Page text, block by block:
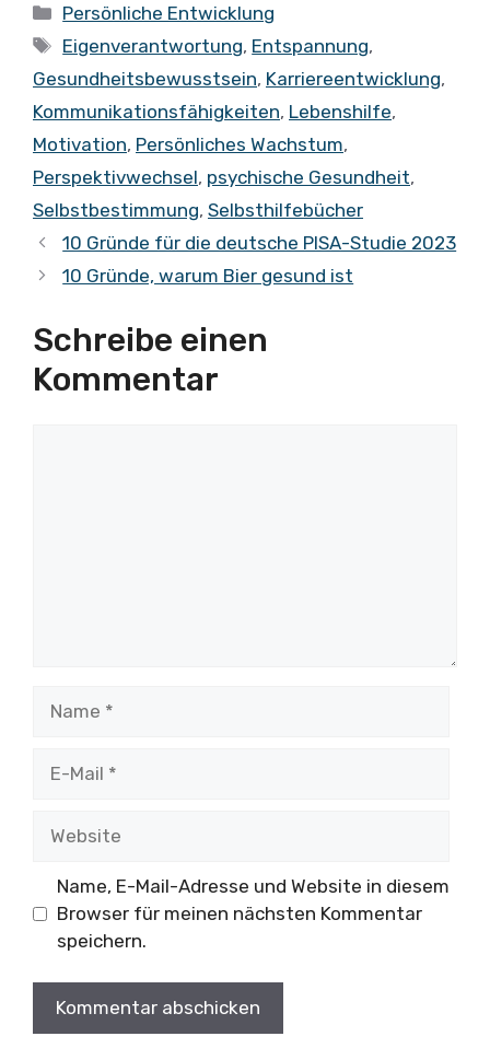
Kategorien
Persönliche Entwicklung
Schlagwörter
Eigenverantwortung, Entspannung,
Gesundheitsbewusstsein, Karriereentwicklung,
Kommunikationsfähigkeiten, Lebenshilfe,
Motivation, Persönliches Wachstum,
Perspektivwechsel, psychische Gesundheit,
Selbstbestimmung, Selbsthilfebücher
10 Gründe für die deutsche PISA-Studie 2023
10 Gründe, warum Bier gesund ist
Schreibe einen
Kommentar
Mail
Name, E-Mail-Adresse und Website in diesem
Browser für meinen nächsten Kommentar
speichern.